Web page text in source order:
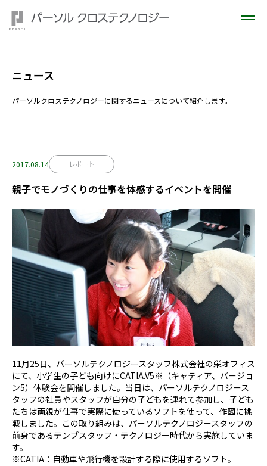
ニュース
パーソルクロステクノロジーに関するニュースについて紹介します。
2017.08.14 レポート
親子でモノづくりの仕事を体感するイベントを開催
11月25日、パーソルテクノロジースタッフ株式会社の栄オフィス
にて、小学生の子ども向けにCATIA.V5※（キャティア、バージョ
ン5）体験会を開催しました。当日は、パーソルテクノロジース
タッフの社員やスタッフが自分の子どもを連れて参加し、子ども
たちは両親が仕事で実際に使っているソフトを使って、作図に挑
戦しました。この取り組みは、パーソルテクノロジースタッフの
前身であるテンプスタッフ・テクノロジー時代から実施していま
す。
※CATIA：自動車や飛行機を設計する際に使用するソフト。